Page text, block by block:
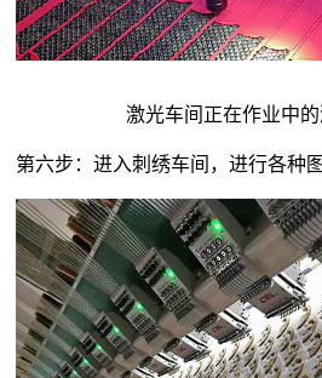
激光车间正在作业中
第六步：进入刺绣车间，进行各种